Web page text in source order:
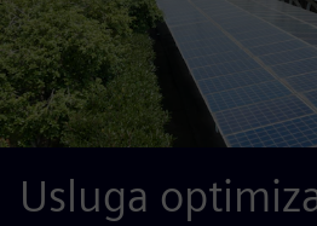
Usluga